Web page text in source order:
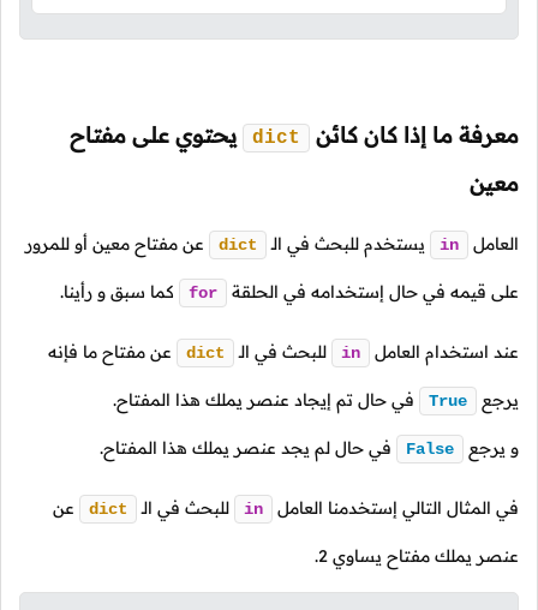
معرفة ما إذا كان كائن dict
يحتوي على مفتاح
معين
العامل in يستخدم للبحث في الـ dict عن مفتاح معين أو للمرور
على قيمه في حال إستخدامه في الحلقة for كما سبق و رأينا.
عند استخدام العامل in للبحث في الـ dict عن مفتاح ما فإنه
يرجع True في حال تم إيجاد عنصر يملك هذا المفتاح.
و يرجع False في حال لم يجد عنصر يملك هذا المفتاح.
في المثال التالي إستخدمنا العامل in للبحث في الـ dict عن
عنصر يملك مفتاح يساوي 2
.